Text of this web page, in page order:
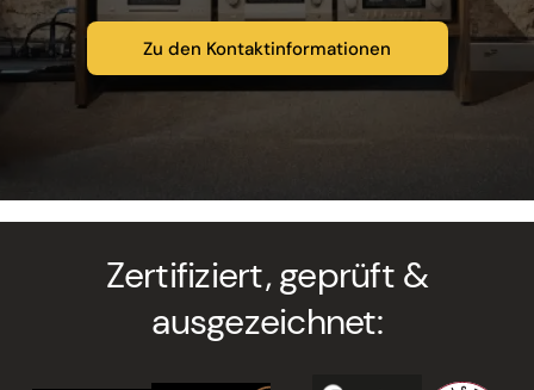
Zu den Kontaktinformationen
Zertifiziert, geprüft &
ausgezeichnet: